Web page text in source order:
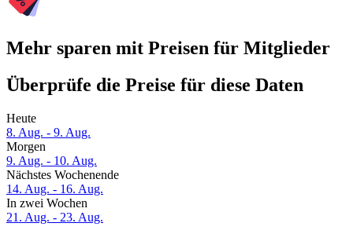
Mehr sparen mit Preisen für Mitglieder
Überprüfe die Preise für diese Daten
Heute
8. Aug. - 9. Aug.
Morgen
9. Aug. - 10. Aug.
Nächstes Wochenende
14. Aug. - 16. Aug.
In zwei Wochen
21. Aug. - 23. Aug.